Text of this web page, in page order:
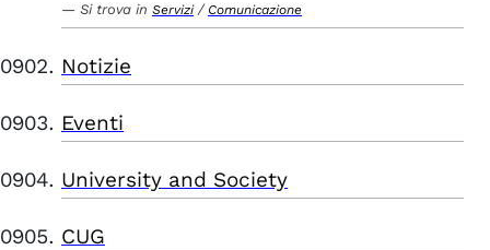
Si trova in Servizi / Comunicazione
Notizie
Eventi
University and Society
CUG